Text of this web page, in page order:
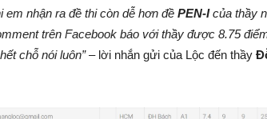
em nhận ra đề thi còn dễ hơn đề PEN-Icủa thầy
trên Facebook báo với thầy được 8.75
chỗ nói luôn”– lời nhắn gửi của Lộc đến thầy